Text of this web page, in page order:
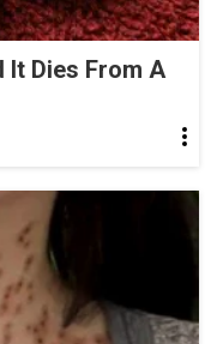
It Dies From A